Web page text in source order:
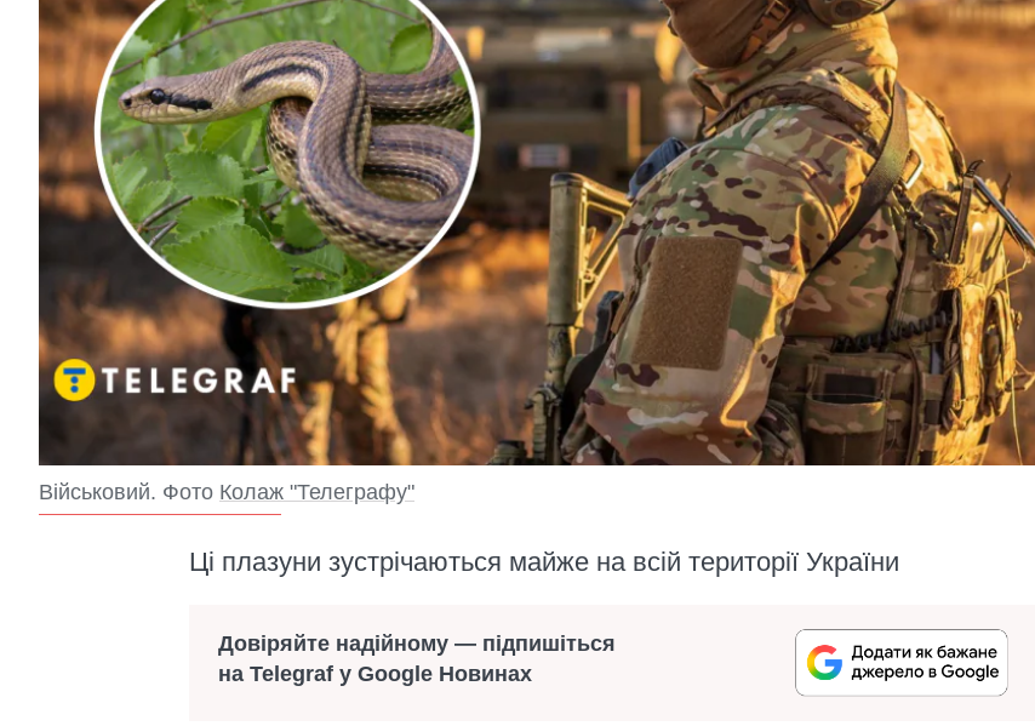
Військовий. Фото Колаж "Телеграфу"
Ці плазуни зустрічаються майже на всій території України
Довіряйте надійному — підпишіться
на Telegraf у Google Новинах